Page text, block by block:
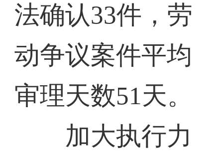
法确认33件，劳
动争议案件平均
审理天数51天。
加大执行力